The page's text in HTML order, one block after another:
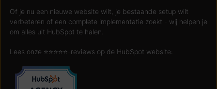
Of je nu een nieuwe website wilt, je bestaande setup wilt
verbeteren of een complete implementatie zoekt - wij helpen je
om alles uit HubSpot te halen.
Lees onze ⭐️⭐️⭐️⭐️⭐️-reviews op de HubSpot website: